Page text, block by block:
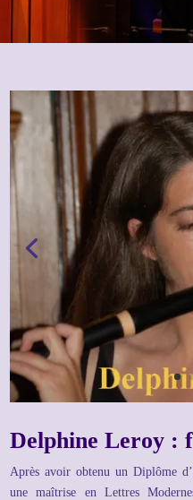
Delphine Leroy :
Après avoir obtenu un Diplôme
une maîtrise en Lettres